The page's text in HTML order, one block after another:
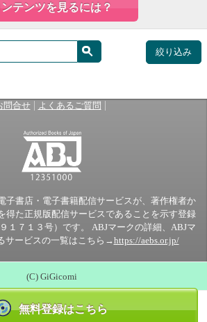
ンテンツを見るには？
絞り込み
問合せ| よくあるご質問 |
子書店・電子書籍配信サービスが、著作権者か
得た正規版配信サービスであることを示す登録
１７１３号）です。 ABJマークの詳細、ABJマ
サービスの一覧はこちら→https://aebs.or.jp/
(C) GiGicomi
無料登録はこちら